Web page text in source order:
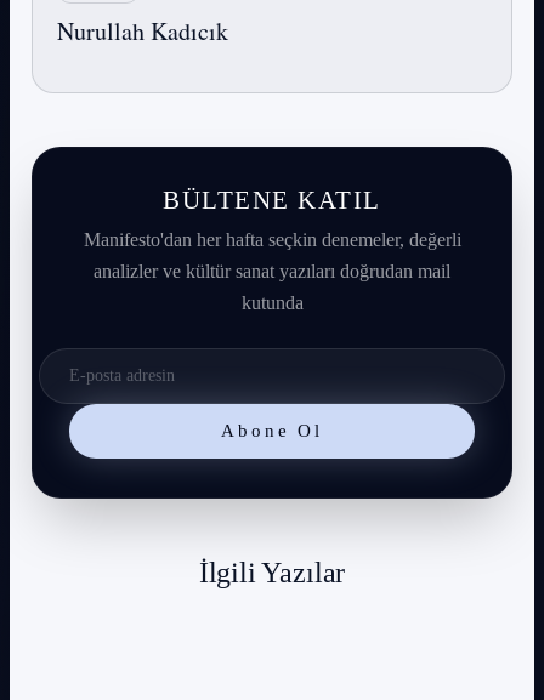
Nurullah Kadıcık
BÜLTENE KATIL
Manifesto'dan her hafta seçkin denemeler, değerli
analizler ve kültür sanat yazıları doğrudan mail
kutunda
Abone Ol
İlgili Yazılar